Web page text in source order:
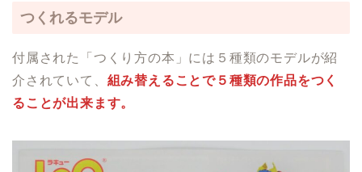
つくれるモデル
付属された「つくり方の本」には５種類のモデルが紹
介されていて、 組み替えることで５種類の作品をつく
ることが出来ます。